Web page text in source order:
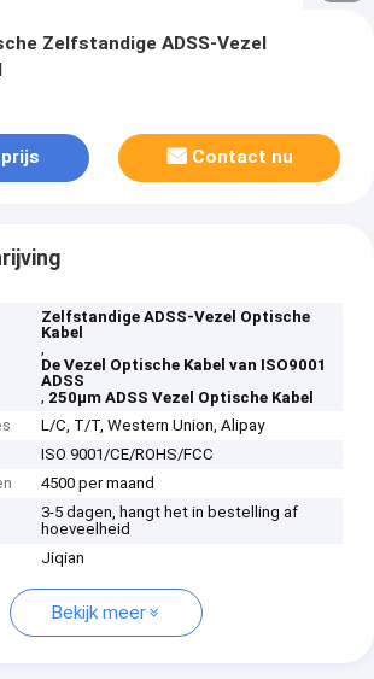
Zelfstandige ADSS-Vezel
Contact nu
Zelfstandige ADSS-Vezel Optische
Kabel
,
De Vezel Optische Kabel van ISO9001
ADSS
, 250μm ADSS Vezel Optische Kabel
L/C, T/T, Western Union, Alipay
ISO 9001/CE/ROHS/FCC
4500 per maand
3-5 dagen, hangt het in bestelling af
hoeveelheid
Jiqian
Bekijk meer